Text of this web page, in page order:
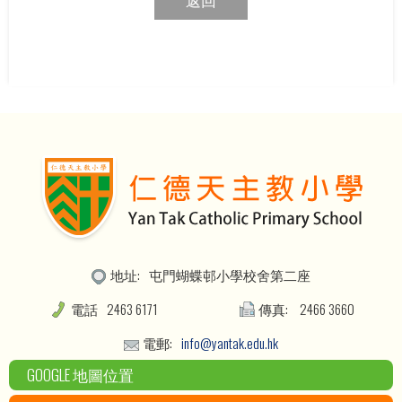
地址: 屯門蝴蝶邨小學校舍第二座
電話 2463 6171 傳真:
2466 3660
電郵: info@yantak.edu.hk
GOOGLE 地圖位置